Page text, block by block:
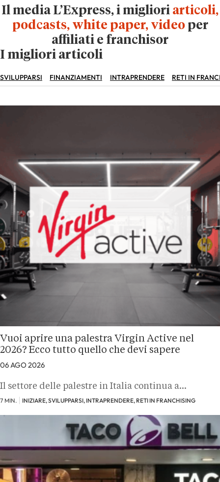
Il media L’Express, i migliori articoli,
podcasts, white paper, videoper
affiliati e franchisor
I migliori articoli
SVILUPPARSI FINANZIAMENTI INTRAPRENDERE RETI IN
Vuoi aprire una palestra Virgin Active nel
2026? Ecco tutto quello che devi sapere
06 AGO 2026
Il settore delle palestre in Italia continua a…
7 MIN. INIZIARE, SVILUPPARSI, INTRAPRENDERE, RETI IN FRANCHISING